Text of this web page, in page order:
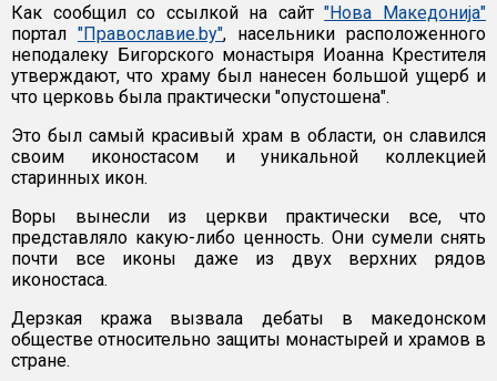
Как сообщил со ссылкой на сайт"Нова Македонија"
портал "Православие.by", насельники расположенного
неподалеку Бигорского монастыря Иоанна Крестителя
утверждают, что храму был нанесен большой ущерб и
что церковь была практически "опустошена".
Это был самый красивый храм в области, он славился
своим иконостасом и уникальной коллекцией
старинных икон.
Воры вынесли из церкви практически все, что
представляло какую-либо ценность. Они сумели снять
почти все иконы даже из двух верхних рядов
иконостаса.
Дерзкая кража вызвала дебаты в македонском
обществе относительно защиты монастырей и храмов в
стране.